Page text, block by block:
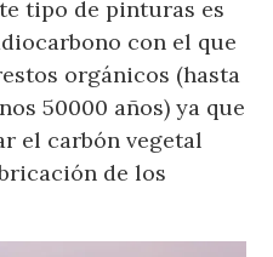
tipo de pinturas es
con el que
orgánicos (hasta
50000 años) ya que
el carbón vegetal
de los